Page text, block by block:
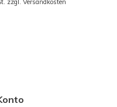
zzgl. Versandkosten